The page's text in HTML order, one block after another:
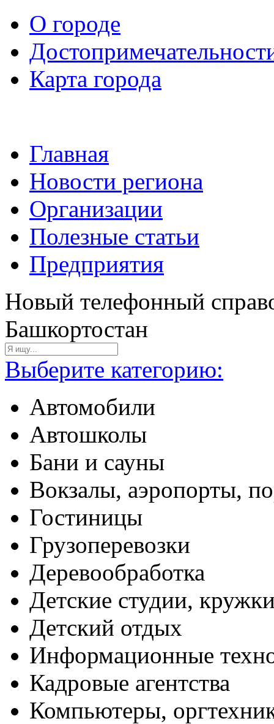
О городе
Карта города
Главная
Новости региона
Организации
Полезные статьи
Предприятия
Новый телефонный
Башкортостан
Выберите категорию:
Автомобили
Автошколы
Бани и сауны
Вокзалы, аэропорты,
Гостиницы
Грузоперевозки
Деревообработка
Детские студии,
Детский отдых
Информационные
Кадровые агентства
Компьютеры,